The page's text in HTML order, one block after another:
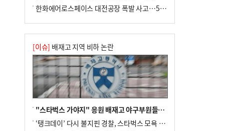
한화에어로스페이스 대전공장 폭발 사고…5명 사망·2명 부상(종합)
[이슈] 배재고 지역 비하 논란
"스타벅스 가야지" 응원 배재고 야구부원들, 학교서 징계 처분
‘탱크데이’ 다시 불지핀 경찰, 스타벅스 모욕 혐의 압수수색